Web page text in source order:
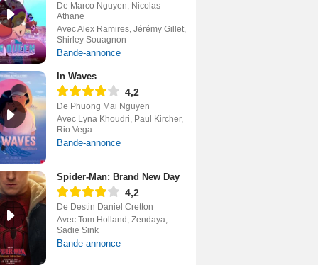
De Marco Nguyen, Nicolas
Athane
Avec Alex Ramires, Jérémy Gillet,
Shirley Souagnon
Bande-annonce
In Waves
4,2
De Phuong Mai Nguyen
Avec Lyna Khoudri, Paul Kircher,
Rio Vega
Bande-annonce
Spider-Man: Brand New Day
4,2
De Destin Daniel Cretton
Avec Tom Holland, Zendaya,
Sadie Sink
Bande-annonce